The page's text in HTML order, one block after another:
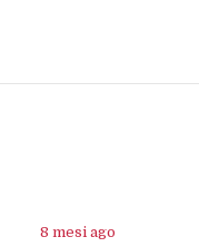
8 mesi ago